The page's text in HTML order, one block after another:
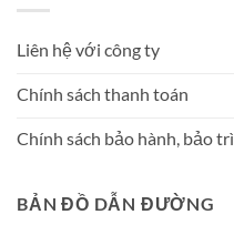
Liên hệ với công ty
Chính sách thanh toán
Chính sách bảo hành, bảo trì
BẢN ĐỒ DẪN ĐƯỜNG